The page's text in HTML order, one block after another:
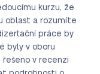
kurzu, že
oblast a rozumíte
práce by
byly v oboru
v recenzi